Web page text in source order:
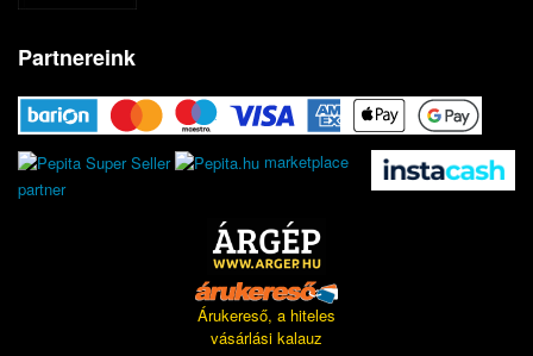
Partnereink
marketplace
partner
Árukereső, a hiteles
vásárlási kalauz